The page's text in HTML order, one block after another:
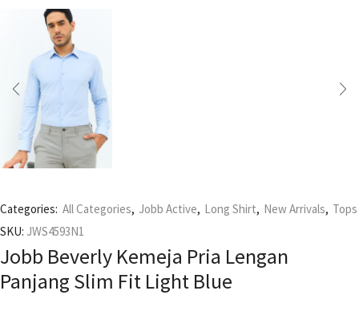
Categories: All Categories, Jobb Active, Long Shirt, New Arrivals, Tops
SKU: JWS4593N1
Jobb Beverly Kemeja Pria Lengan
Panjang Slim Fit Light Blue